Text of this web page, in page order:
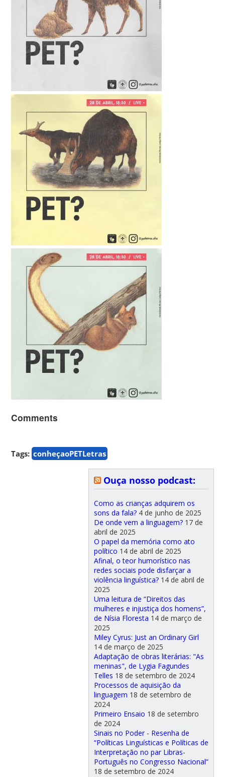
Comments
Tags: conheçaoPETLetras
Ouça nosso podcast:
Como as crianças adquirem os
sons da fala? 4 de junho de 2025
De onde vem a linguagem? 17 de
abril de 2025
O papel da memória como ato
político 14 de abril de 2025
Afinal, o teor humorístico nas
redes sociais pode disfarçar a
violência linguística? 14 de abril de
2025
Uma leitura de “Direitos das
mulheres e injustiça dos homens”,
de Nísia Floresta 14 de março de
2025
Miley Cyrus: Just an Ordinary Girl
14 de março de 2025
Adaptação de obras literárias: "As
meninas", de Lygia Fagundes
Telles 18 de setembro de 2024
Processos de aquisição da
linguagem 18 de setembro de
2024
Primeiro Ensaio 18 de setembro
de 2024
Sinais no Poder - Resenha de
“Políticas Linguísticas e Políticas de
Interpretação no par Libras-
Português no Congresso Nacional”
18 de setembro de 2024